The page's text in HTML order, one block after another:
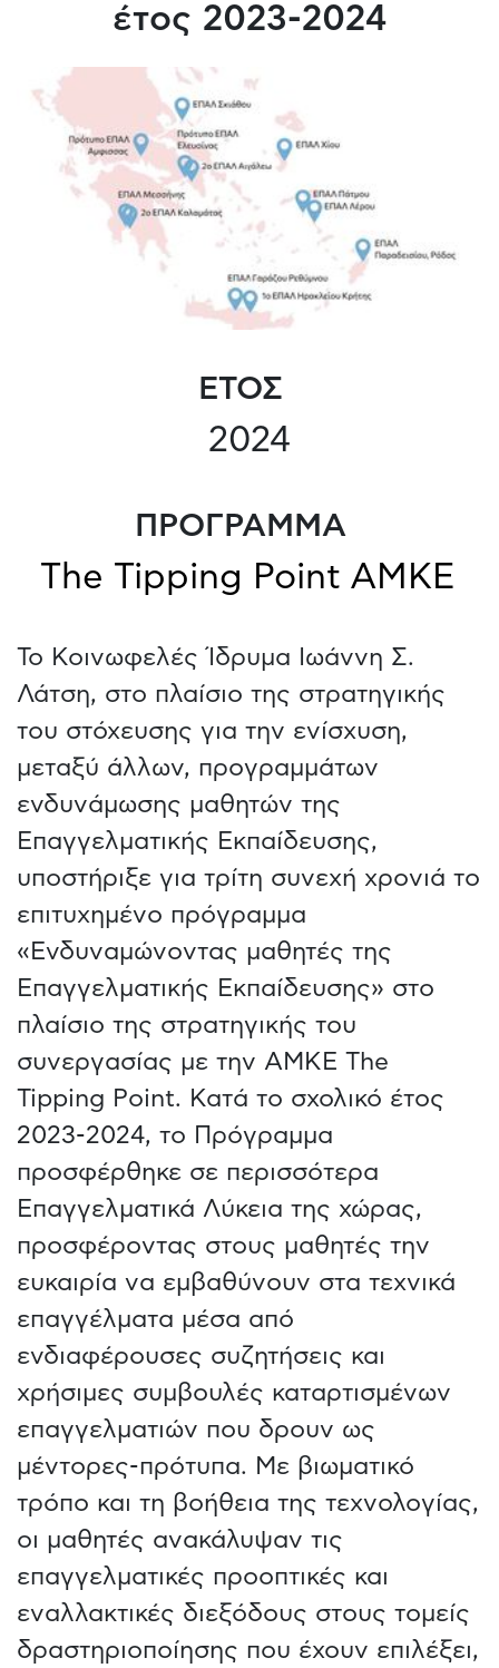
έτος 2023-2024
ΕΤΟΣ
2024
ΠΡΟΓΡΑΜΜΑ
The Tipping Point ΑΜΚΕ
Το Κοινωφελές Ίδρυμα Ιωάννη Σ.
Λάτση, στο πλαίσιο της στρατηγικής
του στόχευσης για την ενίσχυση,
μεταξύ άλλων, προγραμμάτων
ενδυνάμωσης μαθητών της
Επαγγελματικής Εκπαίδευσης,
υποστήριξε για τρίτη συνεχή χρονιά το
επιτυχημένο πρόγραμμα
«Ενδυναμώνοντας μαθητές της
Επαγγελματικής Εκπαίδευσης» στο
πλαίσιο της στρατηγικής του
συνεργασίας με την ΑΜΚΕ The
Tipping Point. Κατά το σχολικό έτος
2023-2024, το Πρόγραμμα
προσφέρθηκε σε περισσότερα
Επαγγελματικά Λύκεια της χώρας,
προσφέροντας στους μαθητές την
ευκαιρία να εμβαθύνουν στα τεχνικά
επαγγέλματα μέσα από
ενδιαφέρουσες συζητήσεις και
χρήσιμες συμβουλές καταρτισμένων
επαγγελματιών που δρουν ως
μέντορες-πρότυπα. Με βιωματικό
τρόπο και τη βοήθεια της τεχνολογίας,
οι μαθητές ανακάλυψαν τις
επαγγελματικές προοπτικές και
εναλλακτικές διεξόδους στους τομείς
δραστηριοποίησης που έχουν επιλέξει,